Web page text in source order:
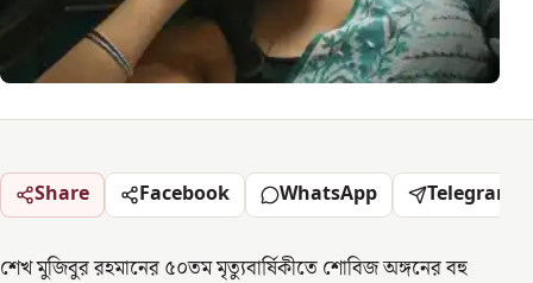
Share Facebook WhatsApp Telegram
শেখ মুজিবুর রহমানের ৫০তম মৃত্যুবার্ষিকীতে শোবিজ অঙ্গনের বহু